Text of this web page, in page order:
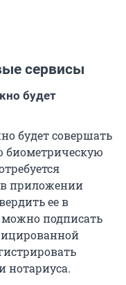
сервисы
будет
будет совершать
биометрическую
в приложении
ее в
подписать
нотариуса.